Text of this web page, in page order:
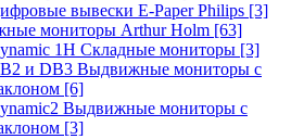
вывески E-Paper Philips [3]
мониторы Arthur Holm [63]
1Н Складные мониторы [3]
и DB3 Выдвижные мониторы с
[6]
Выдвижные мониторы с
[3]